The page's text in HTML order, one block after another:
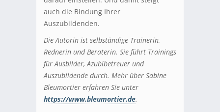
auch die Bindung Ihrer
Auszubildenden.
Die Autorin ist selbständige Trainerin,
Rednerin und Beraterin. Sie führt Trainings
für Ausbilder, Azubibetreuer und
Auszubildende durch. Mehr über Sabine
Bleumortier erfahren Sie unter
https://www.bleumortier.de.